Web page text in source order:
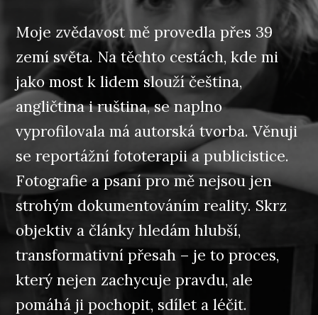
Moje zvědavost mě provedla přes 39
zemí světa. Na těchto cestách, kde mi
jako most k lidem slouží čeština,
angličtina i ruština, se naplno
vyprofilovala má autorská tvorba. Věnuji
se reportážní fototerapii a publicistice.
Fotografie a psaní pro mě nejsou jen
strohým dokumentováním reality. Skrz
objektiv a články hledám hlubší,
transformativní přesah – je to proces,
který nejen zachycuje pravdu, ale
pomáhá ji pochopit, sdílet a léčit.